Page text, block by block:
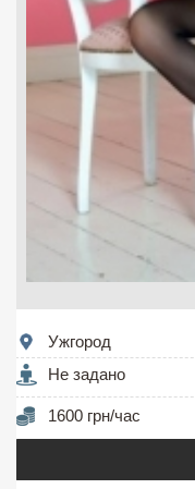
Ужгород
Не задано
1600 грн/час